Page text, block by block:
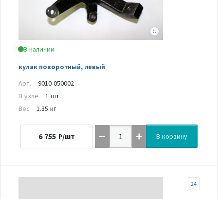
В наличии
кулак поворотный, левый
Арт.
9010-050002
В узле
1 шт.
Вес
1.35 кг
6 755 ₽/шт В корзину
24